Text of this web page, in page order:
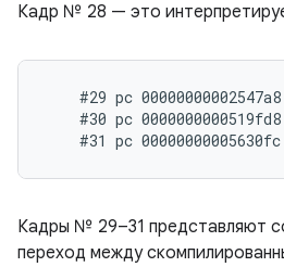
Кадр № 28 — это
#29 pc
#30 pc
Кадры № 29–31 представляют
переход между